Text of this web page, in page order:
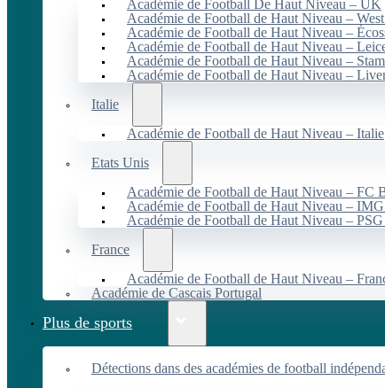
Académie de Football De Haut Niveau – UK
Académie de Football de Haut Niveau –
Académie de Football de Haut Niveau –
Académie de Football de Haut Niveau –
Académie de Football de Haut Niveau –
Académie de Football de Haut Niveau –
Italie
Académie de Football de Haut Niveau – Italie
Etats Unis
Académie de Football de Haut Niveau – FC
Académie de Football de Haut Niveau –
Académie de Football de Haut Niveau –
France
Académie de Football de Haut Niveau –
Académie de Cascais Portugal
Plus de sports
Détections dans des académies de football